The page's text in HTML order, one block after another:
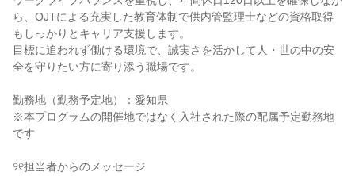
ら、OJTによる充実した教育体制で供内管監理士などの資格取得
もしっかりとキャリア支援します。
目標に追われず働ける環境で、誠実さを活かして人・世の中の安
全を守りたい方に寄り添う職場です。
勤務地（勤務予定地）：愛知県
※本プログラムの開催地ではなく入社された際の配属予定勤務地
です
୨୧担当者からのメッセージ